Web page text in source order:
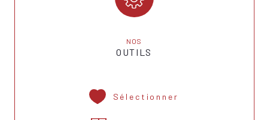
NOS
OUTILS
Sélectionner